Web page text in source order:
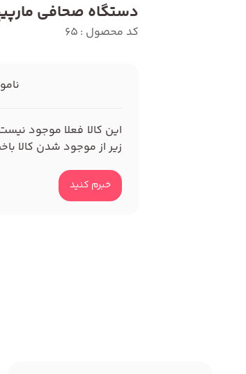
دستگاه صحافی مارپیچ
کد محصول : 65
این کالا فعلا موجود
زیر از موجود شدن کالا
خبرم کنید